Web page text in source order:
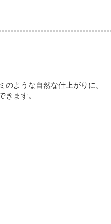
のような自然な仕上がりに。
きます。